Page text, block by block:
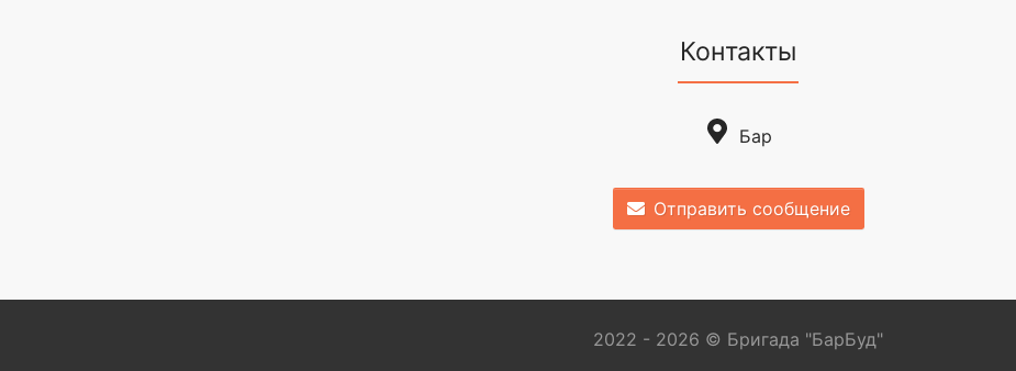
Контакты
Бар
Отправить сообщение
2022 - 2026 © Бригада "БарБуд"